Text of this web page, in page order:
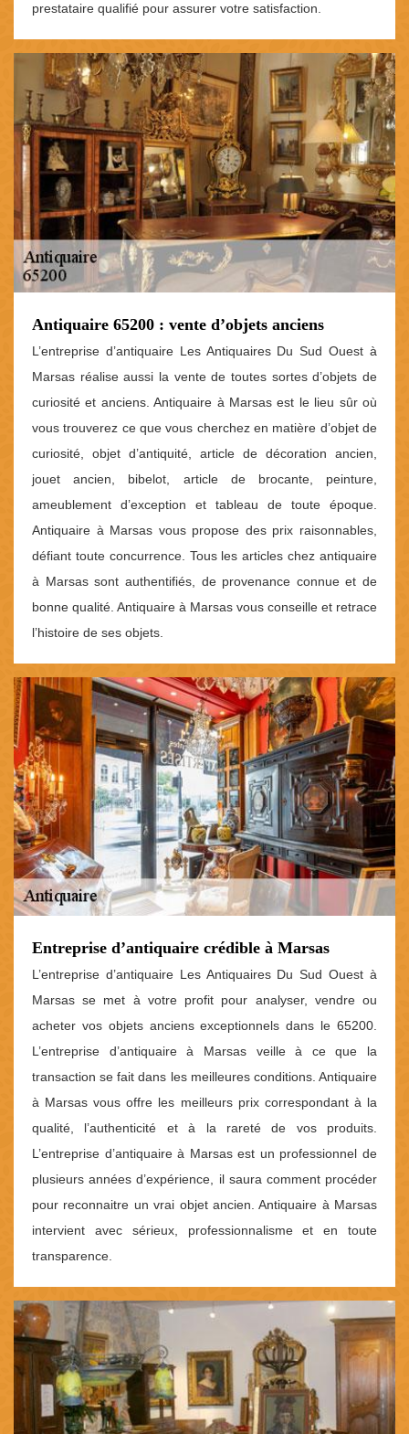
prestataire qualifié pour assurer votre satisfaction.
Antiquaire 65200 : vente d’objets anciens
L’entreprise d’antiquaire Les Antiquaires Du Sud Ouest à
Marsas réalise aussi la vente de toutes sortes d’objets de
curiosité et anciens. Antiquaire à Marsas est le lieu sûr où
vous trouverez ce que vous cherchez en matière d’objet de
curiosité, objet d’antiquité, article de décoration ancien,
jouet ancien, bibelot, article de brocante, peinture,
ameublement d’exception et tableau de toute époque.
Antiquaire à Marsas vous propose des prix raisonnables,
défiant toute concurrence. Tous les articles chez antiquaire
à Marsas sont authentifiés, de provenance connue et de
bonne qualité. Antiquaire à Marsas vous conseille et retrace
l’histoire de ses objets.
Entreprise d’antiquaire crédible à Marsas
L’entreprise d’antiquaire Les Antiquaires Du Sud Ouest à
Marsas se met à votre profit pour analyser, vendre ou
acheter vos objets anciens exceptionnels dans le 65200.
L’entreprise d’antiquaire à Marsas veille à ce que la
transaction se fait dans les meilleures conditions. Antiquaire
à Marsas vous offre les meilleurs prix correspondant à la
qualité, l’authenticité et à la rareté de vos produits.
L’entreprise d’antiquaire à Marsas est un professionnel de
plusieurs années d’expérience, il saura comment procéder
pour reconnaitre un vrai objet ancien. Antiquaire à Marsas
intervient avec sérieux, professionnalisme et en toute
transparence.